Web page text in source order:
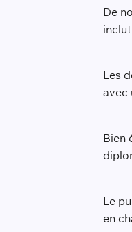
De
Les
avec
Bien
Le
en